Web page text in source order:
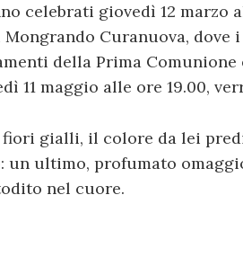
celebrati giovedì 12 marzo
Curanuova, dove
della Prima Comunione
11 maggio alle ore 19.00,
fiori gialli, il colore da lei
un ultimo, profumato
nel cuore.